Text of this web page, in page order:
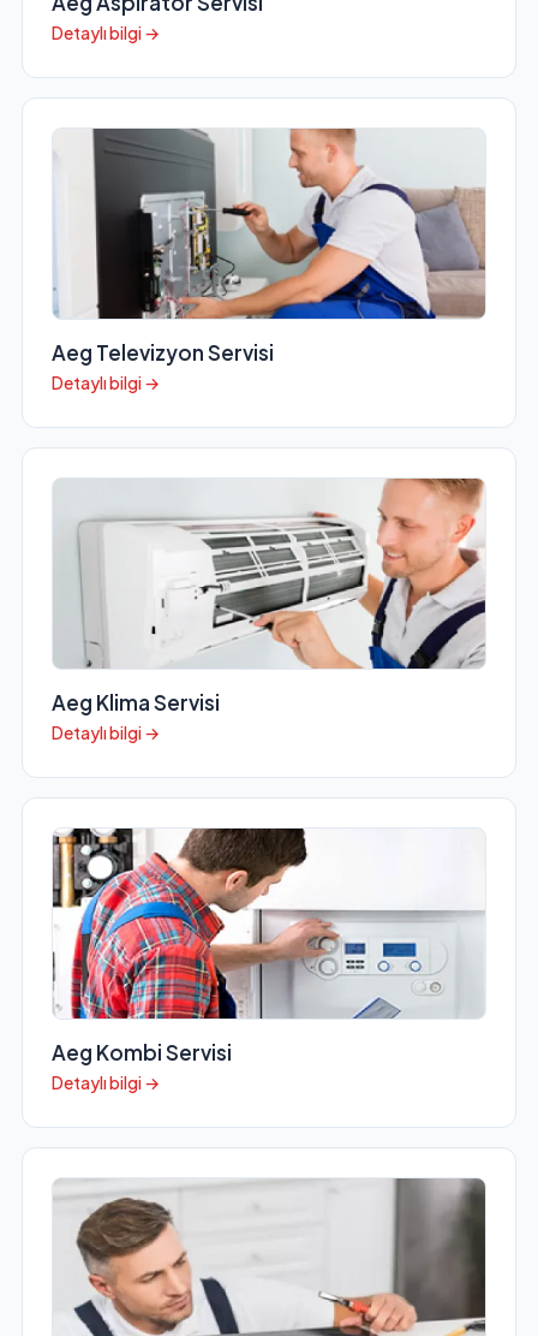
Detaylı bilgi →
Aeg Televizyon Servisi
Detaylı bilgi →
Aeg Klima Servisi
Detaylı bilgi →
Aeg Kombi Servisi
Detaylı bilgi →